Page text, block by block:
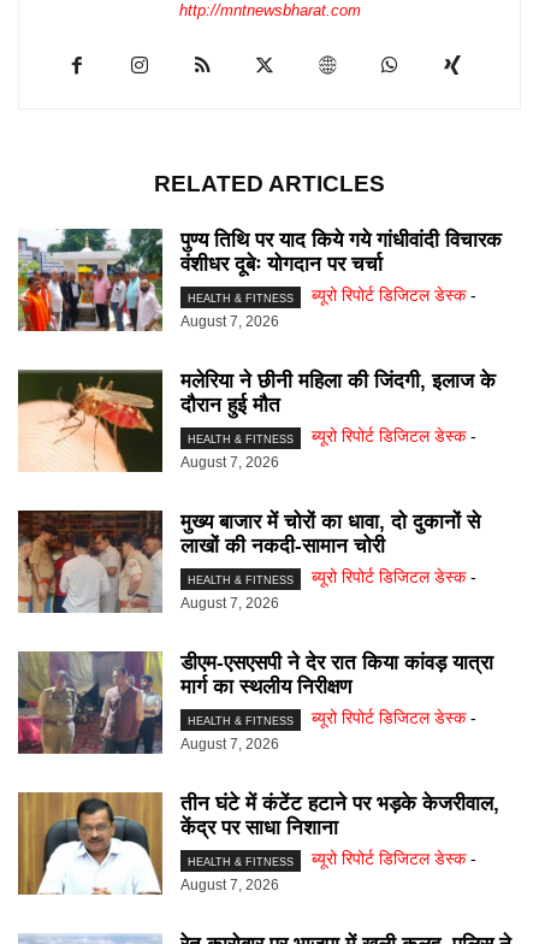
http://mntnewsbharat.com
RELATED ARTICLES
पुण्य तिथि पर याद किये गये गांधीवांदी विचारक
वंशीधर दूबेः योगदान पर चर्चा
HEALTH & FITNESS ब्यूरो रिपोर्ट डिजिटल डेस्क -
August 7, 2026
मलेरिया ने छीनी महिला की जिंदगी, इलाज के
दौरान हुई मौत
HEALTH & FITNESS ब्यूरो रिपोर्ट डिजिटल डेस्क -
August 7, 2026
मुख्य बाजार में चोरों का धावा, दो दुकानों से
लाखों की नकदी-सामान चोरी
HEALTH & FITNESS ब्यूरो रिपोर्ट डिजिटल डेस्क -
August 7, 2026
डीएम-एसएसपी ने देर रात किया कांवड़ यात्रा
मार्ग का स्थलीय निरीक्षण
HEALTH & FITNESS ब्यूरो रिपोर्ट डिजिटल डेस्क -
August 7, 2026
तीन घंटे में कंटेंट हटाने पर भड़के केजरीवाल,
केंद्र पर साधा निशाना
HEALTH & FITNESS ब्यूरो रिपोर्ट डिजिटल डेस्क -
August 7, 2026